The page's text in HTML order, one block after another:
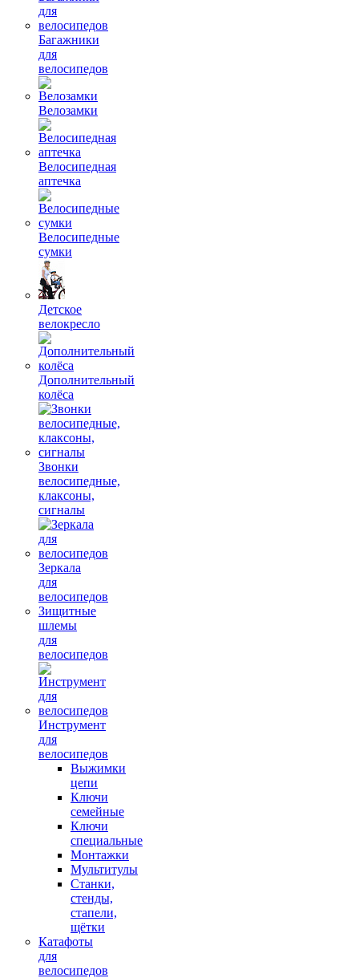
Багажники
для
велосипедов
Велозамки
Велосипедная
аптечка
Велосипедные
сумки
Детское
велокресло
Дополнительный
колёса
Звонки
велосипедные,
клаксоны,
сигналы
Зеркала
для
велосипедов
Зищитные
шлемы
для
велосипедов
Инструмент
для
велосипедов
Выжимки
цепи
Ключи
семейные
Ключи
специальные
Монтажки
Мультитулы
Станки,
стенды,
стапели,
щётки
Катафоты
для
велосипедов